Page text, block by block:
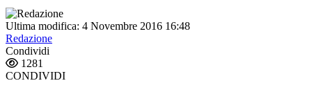
Ultima modifica: 4 Novembre 2016 16:48
Redazione
Condividi
1281
CONDIVIDI